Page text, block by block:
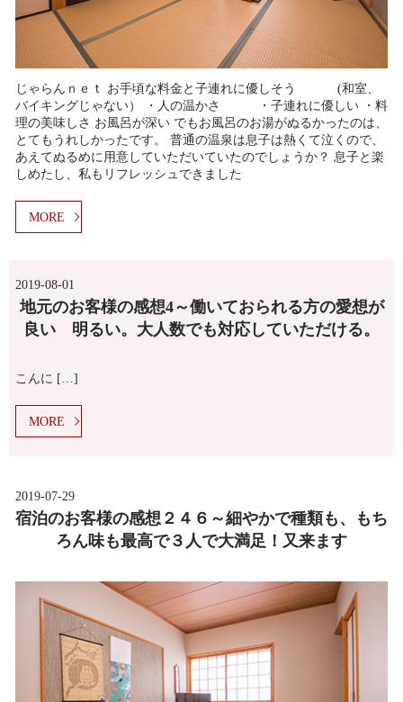
じゃらんｎｅｔ お手頃な料金と子連れに優しそう (和室、
バイキングじゃない） ・人の温かさ ・子連れに優しい ・料
理の美味しさ お風呂が深い でもお風呂のお湯がぬるかったのは、
とてもうれしかったです。 普通の温泉は息子は熱くて泣くので、
あえてぬるめに用意していただいていたのでしょうか？ 息子と楽
しめたし、私もリフレッシュできました
MORE
2019-08-01
地元のお客様の感想4～働いておられる方の愛想が
良い 明るい。大人数でも対応していただける。
こんに […]
MORE
2019-07-29
宿泊のお客様の感想２４６～細やかで種類も、もち
ろん味も最高で３人で大満足！又来ます